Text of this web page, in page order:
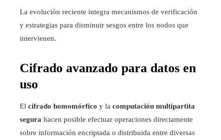
La evolución reciente integra mecanismos de verificación
y estrategias para disminuir sesgos entre los nodos que
intervienen.
Cifrado avanzado para datos en
uso
El cifrado homomórfico y la computación multipartita
segura hacen posible efectuar operaciones directamente
sobre información encriptada o distribuida entre diversas